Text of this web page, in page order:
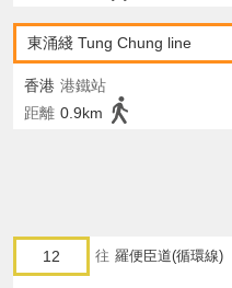
東涌綫 Tung Chung line
香港 港鐵站
距離 0.9km
12 往 羅便臣道(循環線)